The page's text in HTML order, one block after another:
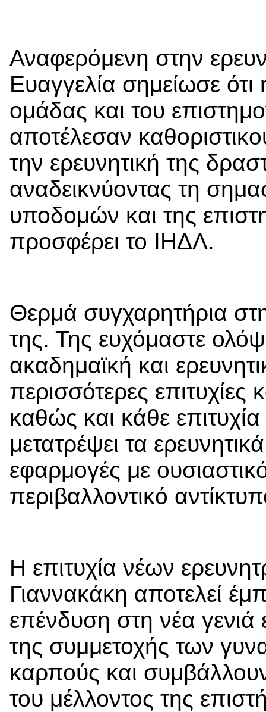
Αναφερόμενη στην
Ευαγγελία σημείωσε ότι
ομάδας και του
αποτέλεσαν
την ερευνητική της
αναδεικνύοντας τη
υποδομών και της
προσφέρει το ΙΗΔΛ.
Θερμά συγχαρητήρια
της. Της ευχόμαστε
ακαδημαϊκή και
περισσότερες επιτυχίες
καθώς και κάθε
μετατρέψει τα
εφαρμογές με
περιβαλλοντικό
Η επιτυχία νέων
Γιαννακάκη αποτελεί
επένδυση στη νέα γενιά
της συμμετοχής των
καρπούς και
του μέλλοντος της